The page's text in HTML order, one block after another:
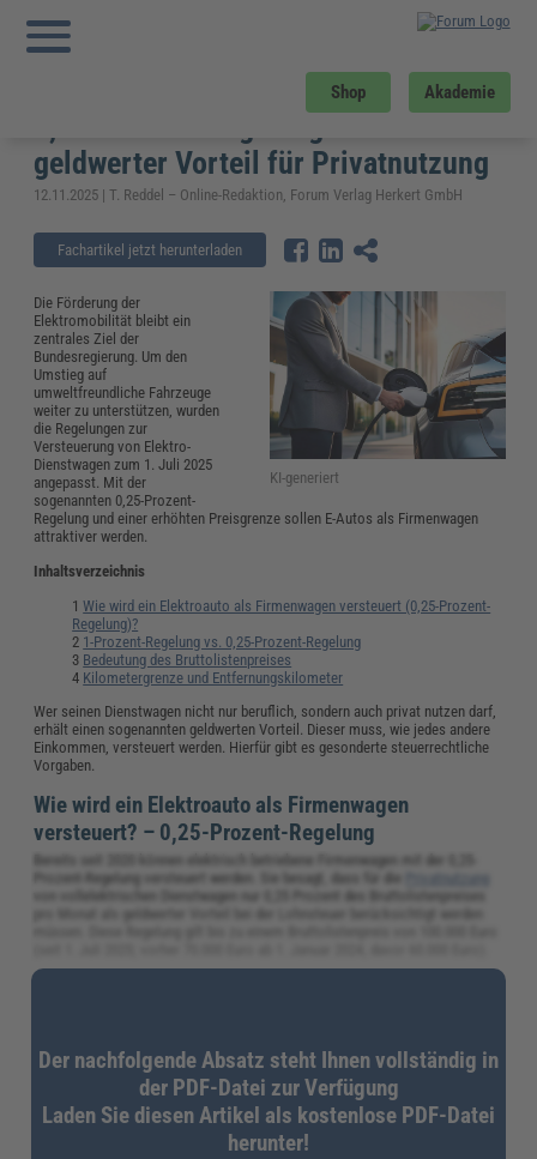
Shop Akademie
Sie sind hier:
Versteuerung Dienstwagen Elektro – 0,25-Prozent-Regelung und geldwerter
Vorteil für Privatnutzung
Versteuerung Dienstwagen Elektro –
geldwerter Vorteil für Privatnutzung
12.11.2025 | T. Reddel – Online-Redaktion, Forum Verlag Herkert GmbH
Fachartikel jetzt herunterladen
KI-generiert
Die Förderung der
Elektromobilität bleibt ein
zentrales Ziel der
Bundesregierung. Um den
Umstieg auf
umweltfreundliche Fahrzeuge
weiter zu unterstützen, wurden
die Regelungen zur
Versteuerung von Elektro-
Dienstwagen zum 1. Juli 2025
angepasst. Mit der
sogenannten 0,25-Prozent-
Regelung und einer erhöhten Preisgrenze sollen E-Autos als Firmenwagen
attraktiver werden.
Inhaltsverzeichnis
Wie wird ein Elektroauto als Firmenwagen versteuert (0,25-Prozent-
Regelung)?
1-Prozent-Regelung vs. 0,25-Prozent-Regelung
Bedeutung des Bruttolistenpreises
Kilometergrenze und Entfernungskilometer
Wer seinen Dienstwagen nicht nur beruflich, sondern auch privat nutzen darf,
erhält einen sogenannten geldwerten Vorteil. Dieser muss, wie jedes andere
Einkommen, versteuert werden. Hierfür gibt es gesonderte steuerrechtliche
Vorgaben.
Wie wird ein Elektroauto als Firmenwagen
versteuert? – 0,25-Prozent-Regelung
Der nachfolgende Absatz steht Ihnen vollständig in
der PDF-Datei zur Verfügung
Laden Sie diesen Artikel als kostenlose PDF-Datei
herunter!
Bereits seit 2020 können elektrisch betriebene Firmenwagen mit der 0,25-
Prozent-Regelung versteuert werden. Sie besagt, dass für die
Privatnutzung
von vollelektrischen Dienstwagen nur 0,25 Prozent des Bruttolistenpreises
Somit ergibt sich folgende Versteuerung von Dienstwagen für Elektro und
Versteuerung als Dienstwagen